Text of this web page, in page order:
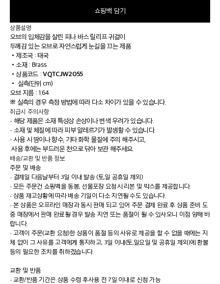
쇼핑백 담기
상품설명
오브의 입체감을 살린 피나 바스 릴리프 귀걸이
두께감 있는 오브로 자연스럽게 눈길을 끄는 제품
• 제조국 : 태국
• 소재 : Brass
•상품코드 :VQTCJW2055
• 실측(단위 cm)
오브 지름 : 1.64
※ 실측의 경우 측정 방법에 따라 다소 차이가 있을 수 있습니다.
취급시 주의사항
· 해당 제품은 소재 특성상 손상이나 변색 우려가 있습니다.
· 소재 및 체질에 따라 피부 알레르기가 발생할 수 있습니다.
· 사용 시 땀이나 향수, 기타 화학 물질에 주의 해주시고,
사용 후에는 부드러운 천으로 닦아 보관 해주세요.
배송/교환 및 반품 정보
주문 및 배송
· 결제일 다음날부터 3일 이내 발송 (토,일 공휴일 제외)
· 모든 주문건 쇼핑백을 동봉, 선물포장 요청시 리본 및 박스를 제공합니다.
· 상품 재고상황에 따라 배송 기일이 다소 지연될 수도 있습니다.
· 본 상품은 오프라인 매장과 동시 판매 되고 있어 주문 결제 완료 후 상품 준비 도
중 매장에서 판매 완료될 경우 발송 지연 또는 품절이 될 수 있사오니 이점 양해 바
랍니다.
· 고객이 주문(교환 요청)한 상품이 품절 등의 사유로 제공을 할 수 없을 때에는 지
체 없이 그 사유를 고객에게 통지하고, 3일 이내(토,일요일 및 공휴일 제외)에 환불
등의 필요한 조치를 취하겠습니다.
교환 및 반품
· 교환/반품 기간은 상품 수령 후사용 전 7일 이내로 신청 가능